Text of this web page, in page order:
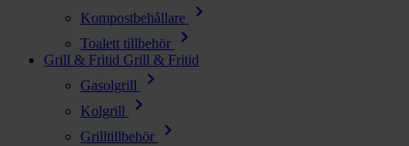
Kompostbehållare chevron_right
Toalett tillbehör chevron_right
Grill & Fritid Grill & Fritid
Gasolgrill
chevron_right
Kolgrill chevron_right
Grilltillbehör chevron_right